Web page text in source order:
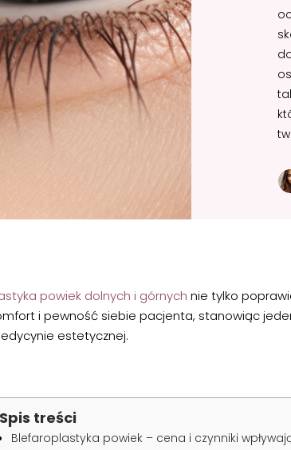
powiek dolnych i górnych nie tylko
i pewność siebie pacjenta, stanowiąc
estetycznej.
Spis treści
Blefaroplastyka powiek – cena i czynniki